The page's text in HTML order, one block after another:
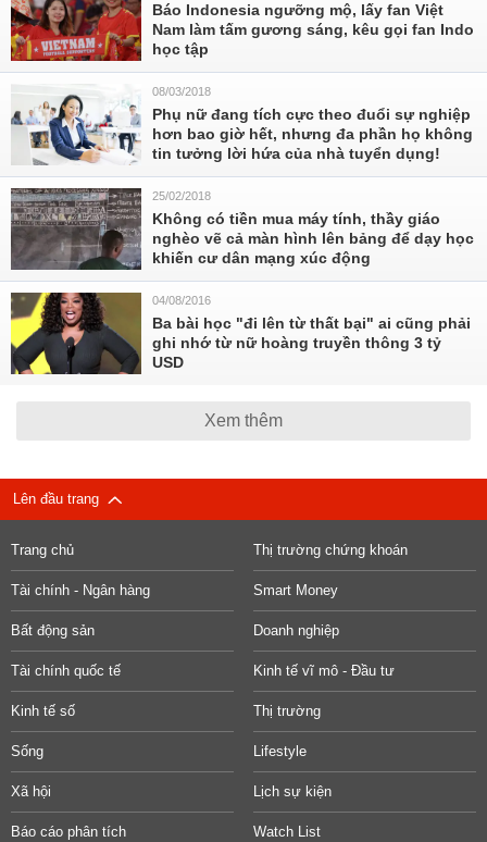
Báo Indonesia ngưỡng mộ, lấy fan Việt
Nam làm tấm gương sáng, kêu gọi fan Indo
học tập
08/03/2018
Phụ nữ đang tích cực theo đuổi sự nghiệp
hơn bao giờ hết, nhưng đa phần họ không
tin tưởng lời hứa của nhà tuyển dụng!
25/02/2018
Không có tiền mua máy tính, thầy giáo
nghèo vẽ cả màn hình lên bảng để dạy học
khiến cư dân mạng xúc động
04/08/2016
Ba bài học "đi lên từ thất bại" ai cũng phải
ghi nhớ từ nữ hoàng truyền thông 3 tỷ
USD
Xem thêm
Lên đầu trang
Trang chủ Thị trường chứng khoán
Tài chính - Ngân hàng Smart Money
Bất động sản Doanh nghiệp
Tài chính quốc tế Kinh tế vĩ mô - Đầu tư
Kinh tế số Thị trường
Sống Lifestyle
Xã hội Lịch sự kiện
Báo cáo phân tích Watch List